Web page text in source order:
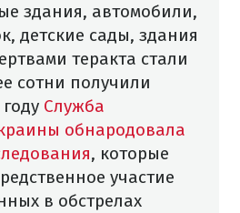
здания, автомобили,
детские сады, здания
теракта стали
сотни получили
Служба
обнародовала
, которые
участие
в обстрелах